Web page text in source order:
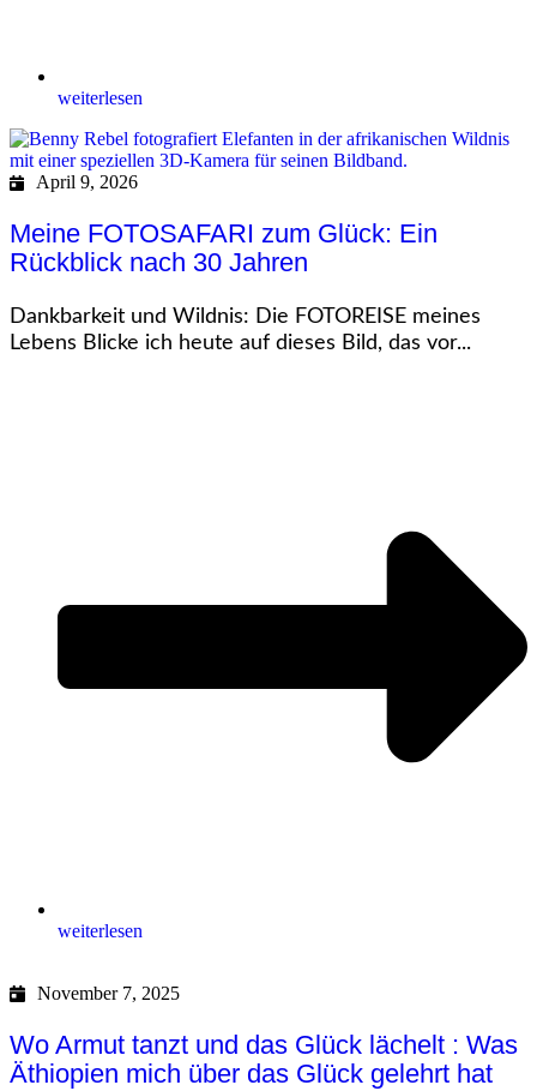
weiterlesen
April 9, 2026
Meine FOTOSAFARI zum Glück: Ein
Rückblick nach 30 Jahren
Dankbarkeit und Wildnis: Die FOTOREISE meines
Lebens Blicke ich heute auf dieses Bild, das vor...
weiterlesen
November 7, 2025
Wo Armut tanzt und das Glück lächelt : Was
Äthiopien mich über das Glück gelehrt hat